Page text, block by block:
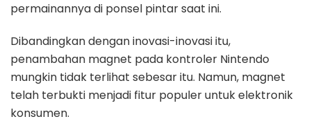
permainannya di ponsel pintar saat ini.
Dibandingkan dengan inovasi-inovasi itu,
penambahan magnet pada kontroler Nintendo
mungkin tidak terlihat sebesar itu. Namun, magnet
telah terbukti menjadi fitur populer untuk elektronik
konsumen.